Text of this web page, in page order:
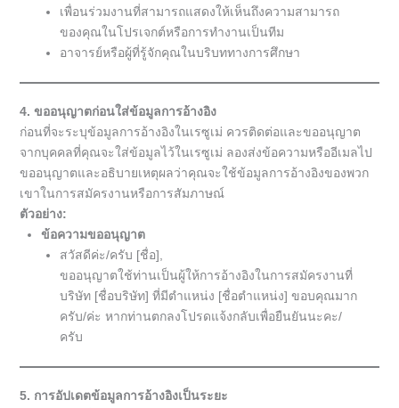
เพื่อนร่วมงานที่สามารถแสดงให้เห็นถึงความสามารถ
ของคุณในโปรเจกต์หรือการทำงานเป็นทีม
อาจารย์หรือผู้ที่รู้จักคุณในบริบททางการศึกษา
4. ขออนุญาตก่อนใส่ข้อมูลการอ้างอิง
ก่อนที่จะระบุข้อมูลการอ้างอิงในเรซูเม่ ควรติดต่อและขออนุญาต
จากบุคคลที่คุณจะใส่ข้อมูลไว้ในเรซูเม่ ลองส่งข้อความหรืออีเมลไป
ขออนุญาตและอธิบายเหตุผลว่าคุณจะใช้ข้อมูลการอ้างอิงของพวก
เขาในการสมัครงานหรือการสัมภาษณ์
ตัวอย่าง:
ข้อความขออนุญาต
สวัสดีค่ะ/ครับ [ชื่อ],
ขออนุญาตใช้ท่านเป็นผู้ให้การอ้างอิงในการสมัครงานที่
บริษัท [ชื่อบริษัท] ที่มีตำแหน่ง [ชื่อตำแหน่ง] ขอบคุณมาก
ครับ/ค่ะ หากท่านตกลงโปรดแจ้งกลับเพื่อยืนยันนะคะ/
ครับ
5. การอัปเดตข้อมูลการอ้างอิงเป็นระยะ